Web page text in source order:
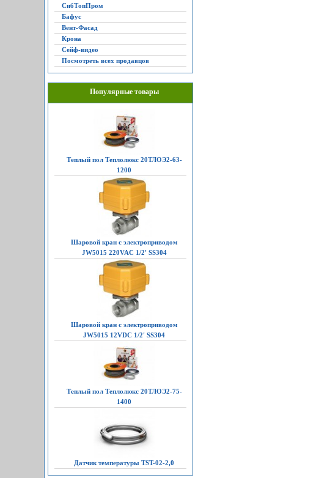
СибТопПром
Бафус
Вент-Фасад
Крона
Сейф-видео
Посмотреть всех продавцов
Популярные товары
Теплый пол Теплолюкс 20ТЛОЭ2-63-
1200
Шаровой кран с электроприводом
JW5015 220VAC 1/2' SS304
Шаровой кран с электроприводом
JW5015 12VDC 1/2' SS304
Теплый пол Теплолюкс 20ТЛОЭ2-75-
1400
Датчик температуры TST-02-2,0